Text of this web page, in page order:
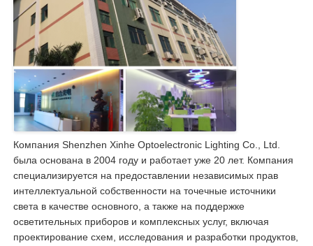
Компания Shenzhen Xinhe Optoelectronic Lighting Co., Ltd.
была основана в 2004 году и работает уже 20 лет. Компания
специализируется на предоставлении независимых прав
интеллектуальной собственности на точечные источники
света в качестве основного, а также на поддержке
осветительных приборов и комплексных услуг, включая
проектирование схем, исследования и разработки продуктов,